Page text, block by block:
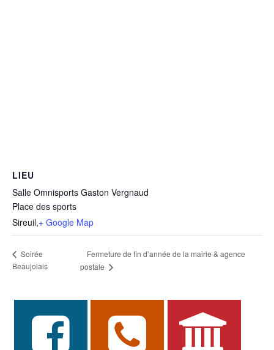
LIEU
Salle Omnisports Gaston Vergnaud
Place des sports
Sireuil,+ Google Map
Soirée
Beaujolais
Fermeture de fin d’année de la mairie & agence
postale